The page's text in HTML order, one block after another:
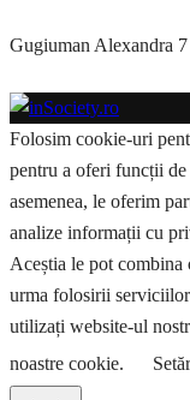
Gugiuman Alexandra
Folosim cookie-uri
pentru a oferi funcții
asemenea, le oferim
analize informații cu
Aceștia le pot combina
urma folosirii
utilizați website-ul
noastre cookie.